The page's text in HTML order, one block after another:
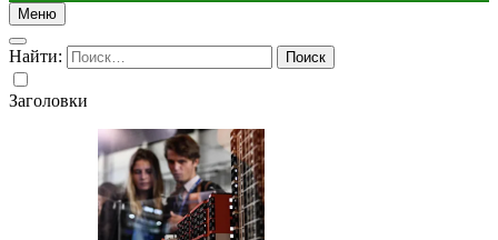
Меню
Найти:
Заголовки